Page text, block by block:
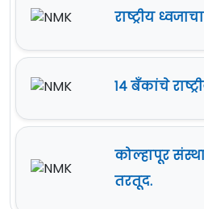
राष्ट्रीय
१४ बँकांचे
कोल्हापूर
तरतूद.